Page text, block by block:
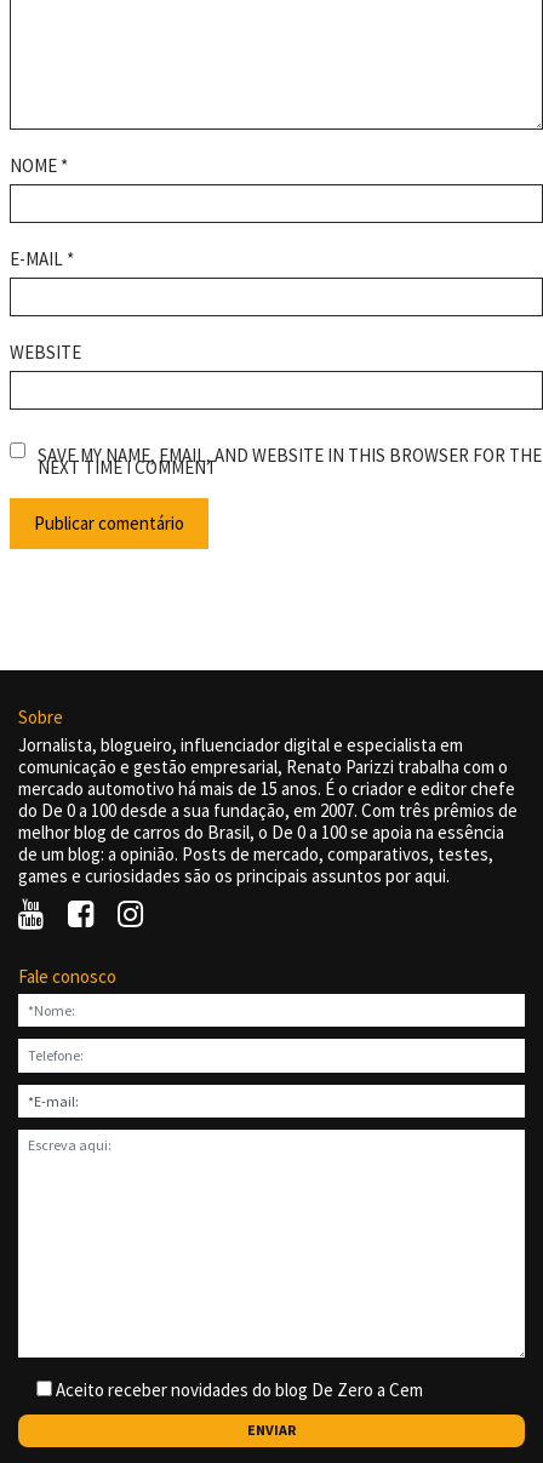
NOME *
E-MAIL *
WEBSITE
SAVE MY NAME, EMAIL, AND WEBSITE IN THIS BROWSER FOR THE
NEXT TIME I COMMENT
Sobre
Jornalista, blogueiro, influenciador digital e especialista em
comunicação e gestão empresarial, Renato Parizzi trabalha com o
mercado automotivo há mais de 15 anos. É o criador e editor chefe
do De 0 a 100 desde a sua fundação, em 2007. Com três prêmios de
melhor blog de carros do Brasil, o De 0 a 100 se apoia na essência
de um blog: a opinião. Posts de mercado, comparativos, testes,
games e curiosidades são os principais assuntos por aqui.
Fale conosco
Aceito receber novidades do blog De Zero a Cem